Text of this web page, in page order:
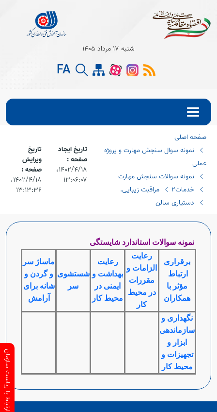
Open
Open
شنبه 17 مرداد 1405
FA
صفحه اصلی
نمونه سوال سنجش مهارت و پروژه
عملی
نمونه سوالات سنجش مهارت
خدمات2
مراقبت زیبایی.
دستیاری سالن
تاریخ ایجاد
صفحه :
۱۴۰۲/۴/۱۸،‏
۱۳:۰۶:۰۷
تاریخ
ویرایش
صفحه :
۱۴۰۲/۴/۱۸،‏
۱۳:۱۳:۳۶
نمونه سوالات استاندارد شایستگی
برقراری
ارتباط
مؤثر با
همکاران
رعایت
الزامات و
مقررات
در محیط
کار
رعایت
بهداشت و
ایمنی در
محیط کار
شستشوی
سر
ماساژ سر
و گردن و
شانه برای
آرامش
نگهداری و
سازماندهی
ابزار و
تجهیزات و
محیط کار
ارتباط با ریاست سازمان